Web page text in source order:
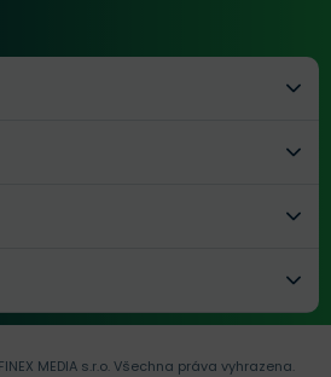
MEDIA s.r.o.Všechna práva vyhrazena.